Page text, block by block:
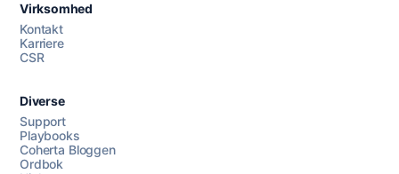
Virksomhed
Kontakt
Karriere
CSR
Diverse
Support
Playbooks
Coherta Bloggen
Ordbok